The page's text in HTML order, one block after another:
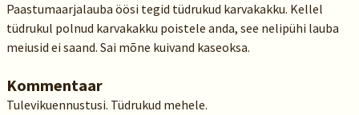
Paastumaarjalauba öösi tegid tüdrukud karvakakku. Kellel
tüdrukul polnud karvakakku poistele anda, see nelipühi lauba
meiusid ei saand. Sai mõne kuivand kaseoksa.
Kommentaar
Tulevikuennustusi. Tüdrukud mehele.